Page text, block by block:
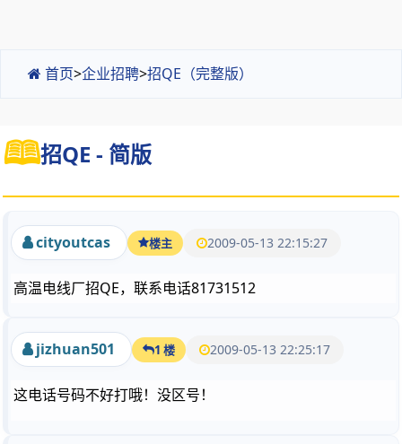
首页>企业招聘>招QE（完整版）
招QE - 简版
cityoutcas 楼主 2009-05-13 22:15:27
高温电线厂招QE，联系电话81731512
jizhuan501 1 楼 2009-05-13 22:25:17
这电话号码不好打哦！没区号！